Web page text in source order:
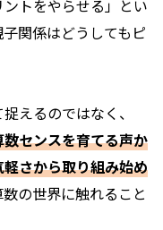
トをやらせる」とい
関係はどうしてもピ
えるのではなく、
センスを育てる声か
さから取り組み始め
の世界に触れること